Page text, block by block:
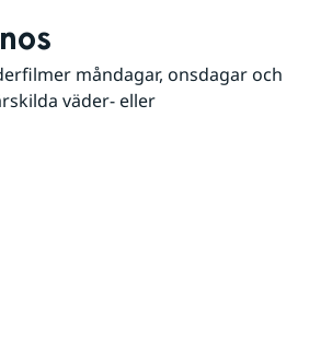
måndagar, onsdagar och
väder- eller